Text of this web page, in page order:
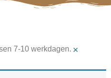
7-10 werkdagen. ×